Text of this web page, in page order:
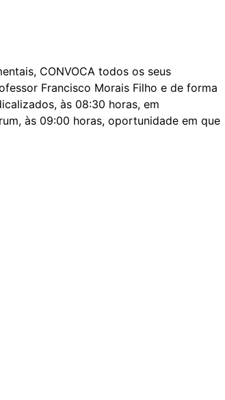
CONVOCA todos os seus
Francisco Morais Filho e de forma
às 08:30 horas, em
às 09:00 horas, oportunidade em que